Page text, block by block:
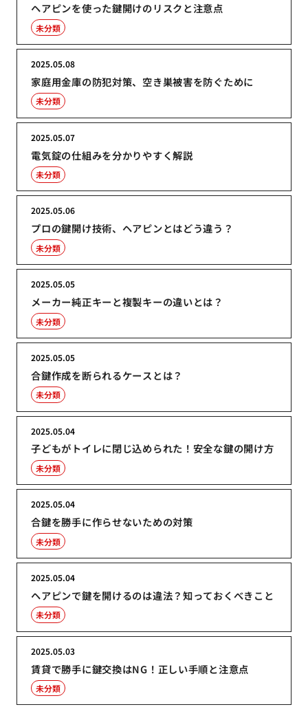
ヘアピンを使った鍵開けのリスクと注意点
未分類
家庭用金庫の防犯対策、空き巣被害を防ぐために
2025.05.08
未分類
電気錠の仕組みを分かりやすく解説
2025.05.07
未分類
プロの鍵開け技術、ヘアピンとはどう違う？
2025.05.06
未分類
メーカー純正キーと複製キーの違いとは？
2025.05.05
未分類
合鍵作成を断られるケースとは？
2025.05.05
未分類
子どもがトイレに閉じ込められた！安全な鍵の開け方
2025.05.04
未分類
合鍵を勝手に作らせないための対策
2025.05.04
未分類
ヘアピンで鍵を開けるのは違法？知っておくべきこと
2025.05.04
未分類
賃貸で勝手に鍵交換はNG！正しい手順と注意点
2025.05.03
未分類